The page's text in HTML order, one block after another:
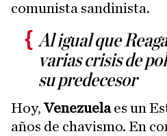
comunista sandinista.
Al igual que
varias crisis de
su predecesor
Hoy,Venezuelaes un
años de chavismo. En